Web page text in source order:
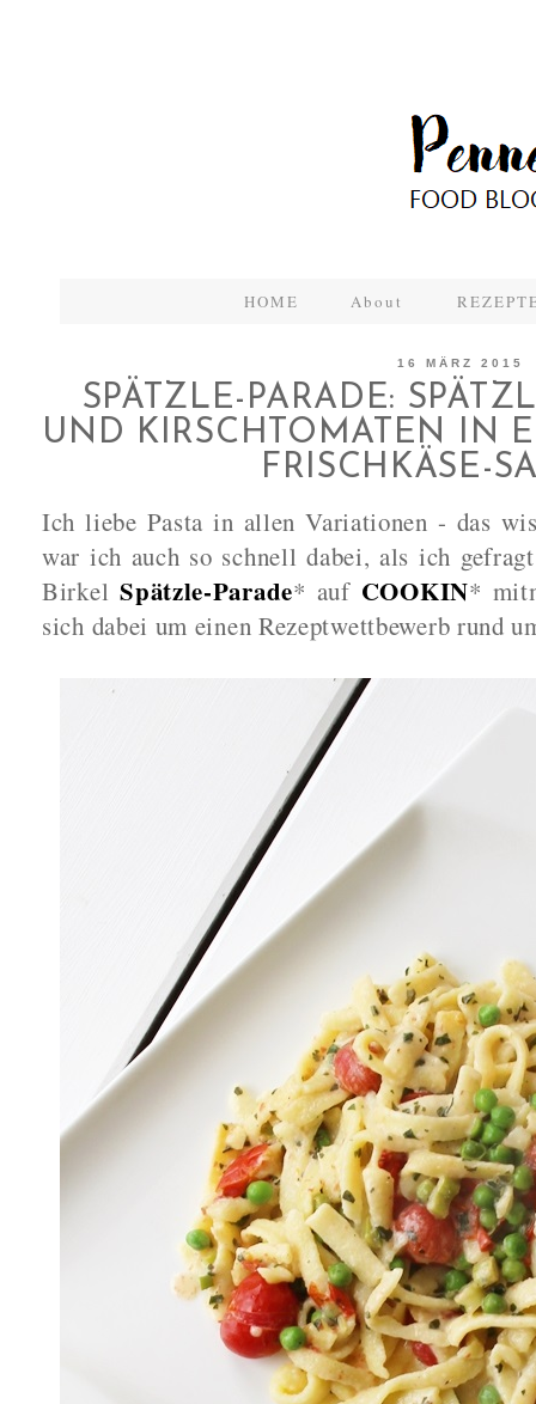
HOME About
16 MÄRZ 2015
SPÄTZLE-PARADE:
UND KIRSCHTOMATEN IN
FRISCHKÄSE-
Ich liebe Pasta in allen Variationen - das
war ich auch so schnell dabei, als ich
BirkelSpätzle-Parade* auf COOKIN*
sich dabei um einen Rezeptwettbewerb rund